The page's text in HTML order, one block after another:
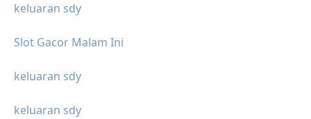
keluaran sdy
Slot Gacor Malam Ini
keluaran sdy
keluaran sdy